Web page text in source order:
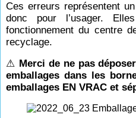
Ces erreurs représentent
donc pour l’usager.
fonctionnement du centre
recyclage.
⚠ Merci de ne pas
emballages dans les
emballages EN VRAC et